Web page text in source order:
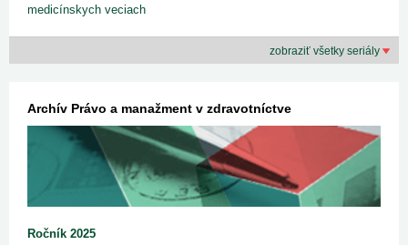
medicínskych veciach
zobraziť všetky seriály
Archív Právo a manažment v zdravotníctve
Ročník 2025